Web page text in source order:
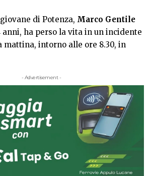
di Potenza, Marco Gentile
anni, ha perso la vita in un incidente
mattina, intorno alle ore 8.30, in
- Advertisement -